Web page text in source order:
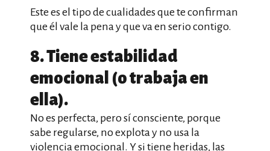
Este es el tipo de cualidades que te confirman
que él vale la pena y que va en serio contigo.
8. Tiene estabilidad
emocional (o trabaja en
ella).
No es perfecta, pero sí consciente, porque
sabe regularse, no explota y no usa la
violencia emocional. Y si tiene heridas, las